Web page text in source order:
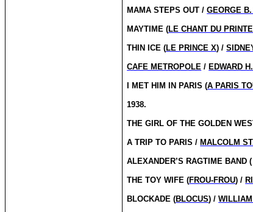
MAMA STEPS OUT /GEORGE
MAYTIME (LE CHANT DU
THIN ICE (LE PRINCE X) /
CAFE METROPOLE / EDWARD
I MET HIM IN PARIS (A PARIS
1938.
THE GIRL OF THE GOLDEN
A TRIP TO PARIS / MALCOLM
ALEXANDER’S RAGTIME BAND (
THE TOY WIFE (FROU-FROU) /
BLOCKADE (BLOCUS) /